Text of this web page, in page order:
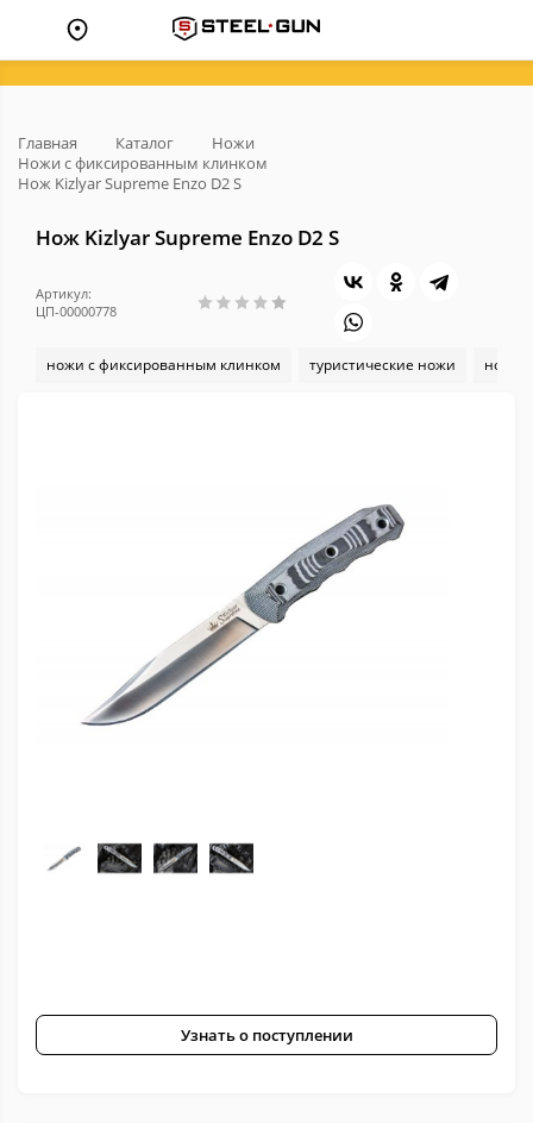
Главная Каталог
Ножи
Ножи с фиксированным клинком
Нож Kizlyar Supreme Enzo D2 S
Нож Kizlyar Supreme Enzo D2 S
Артикул:
ЦП-00000778
ножи с фиксированным клинком туристические ножи ножи
Узнать о поступлении